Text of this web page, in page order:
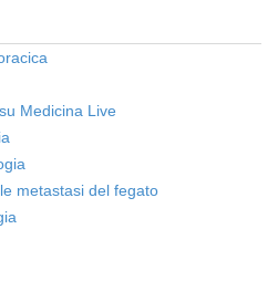
Medicina Live
metastasi del fegato